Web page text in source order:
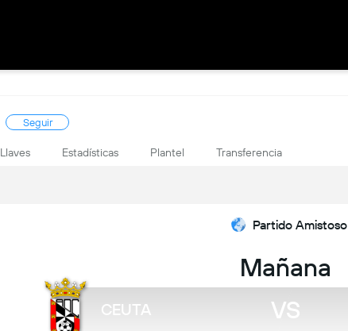
Seguir
Llaves Estadísticas Plantel Transferencia
Partido Amistoso
Mañana
CEUTA VS